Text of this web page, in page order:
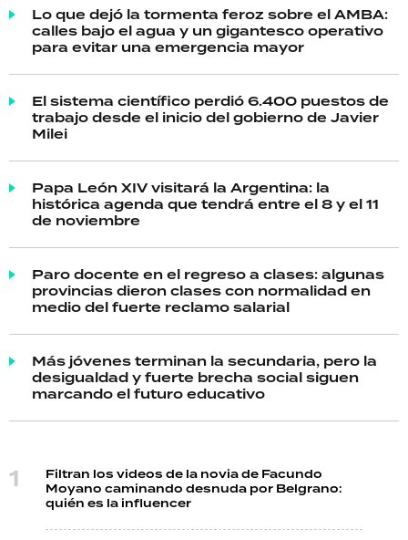
Lo que dejó la tormenta feroz sobre el AMBA:
calles bajo el agua y un gigantesco operativo
para evitar una emergencia mayor
El sistema científico perdió 6.400 puestos de
trabajo desde el inicio del gobierno de Javier
Milei
Papa León XIV visitará la Argentina: la
histórica agenda que tendrá entre el 8 y el 11
de noviembre
Paro docente en el regreso a clases: algunas
provincias dieron clases con normalidad en
medio del fuerte reclamo salarial
Más jóvenes terminan la secundaria, pero la
desigualdad y fuerte brecha social siguen
marcando el futuro educativo
Filtran los videos de la novia de Facundo
Moyano caminando desnuda por Belgrano:
quién es la influencer